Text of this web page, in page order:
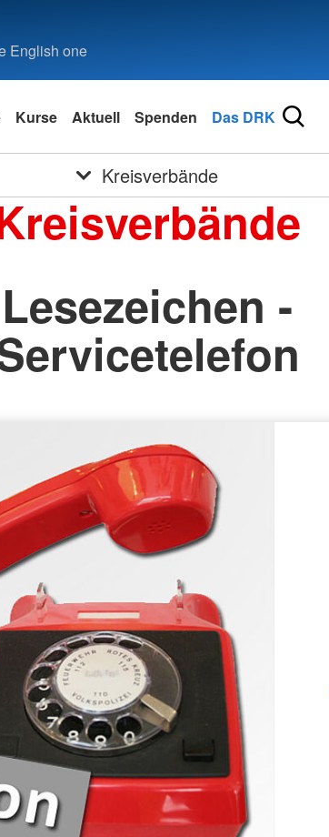
English one
Kurse Aktuell Spenden Das DRK
Kreisverbände
Lesezeichen -